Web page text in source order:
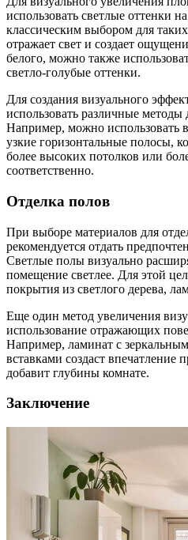
использовать светлые оттенки
классическим выбором для
отражает свет и создает
белого, можно также
светло-голубые оттенки.
Для создания визуального
использовать различные методы
Например, можно использовать
узкие горизонтальные полосы,
более высоких потолков или
соответственно.
Отделка полов
При выборе материалов для
рекомендуется отдать
Светлые полы визуально
помещение светлее. Для этой
покрытия из светлого дерева,
Еще один метод увеличения
использование отражающих
Например, ламинат с
вставками создаст впечатление
добавит глубины комнате.
Заключение